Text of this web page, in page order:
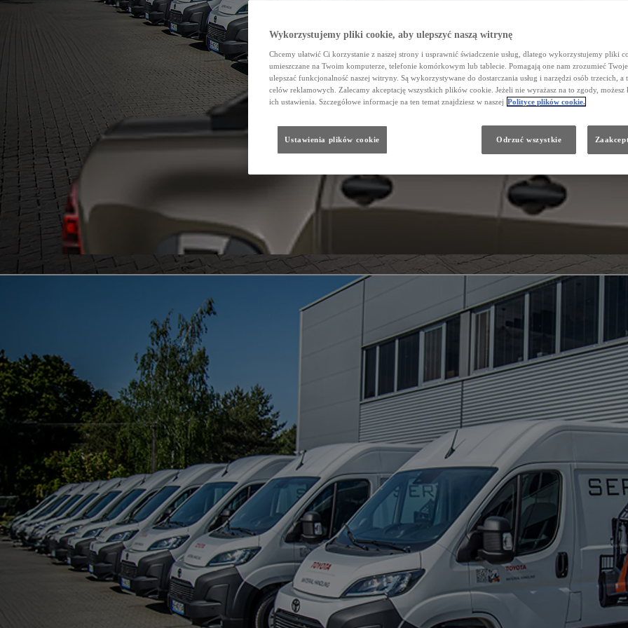
Wykorzystujemy pliki cookie, aby ulepszyć naszą witrynę
Chcemy ułatwić Ci korzystanie z naszej strony i usprawnić świadczenie usług, dlatego wykorzystujemy pliki
umieszczane na Twoim komputerze, telefonie komórkowym lub tablecie. Pomagają one nam zrozumieć
ulepszać funkcjonalność naszej witryny. Są wykorzystywane do dostarczania usług i narzędzi osób trzecich, a
celów reklamowych. Zalecamy akceptację wszystkich plików cookie. Jeżeli nie wyrażasz na to zgody, możesz
ich ustawienia. Szczegółowe informacje na ten temat znajdziesz w naszej Polityce plików cookie.
Ustawienia plików cookie Odrzuć wszystkie